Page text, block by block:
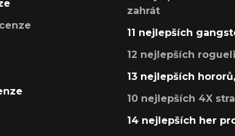
zahrát
11 nejlepších
12 nejlepších
13 nejlepších
10 nejlepších 4X
14 nejlepších her